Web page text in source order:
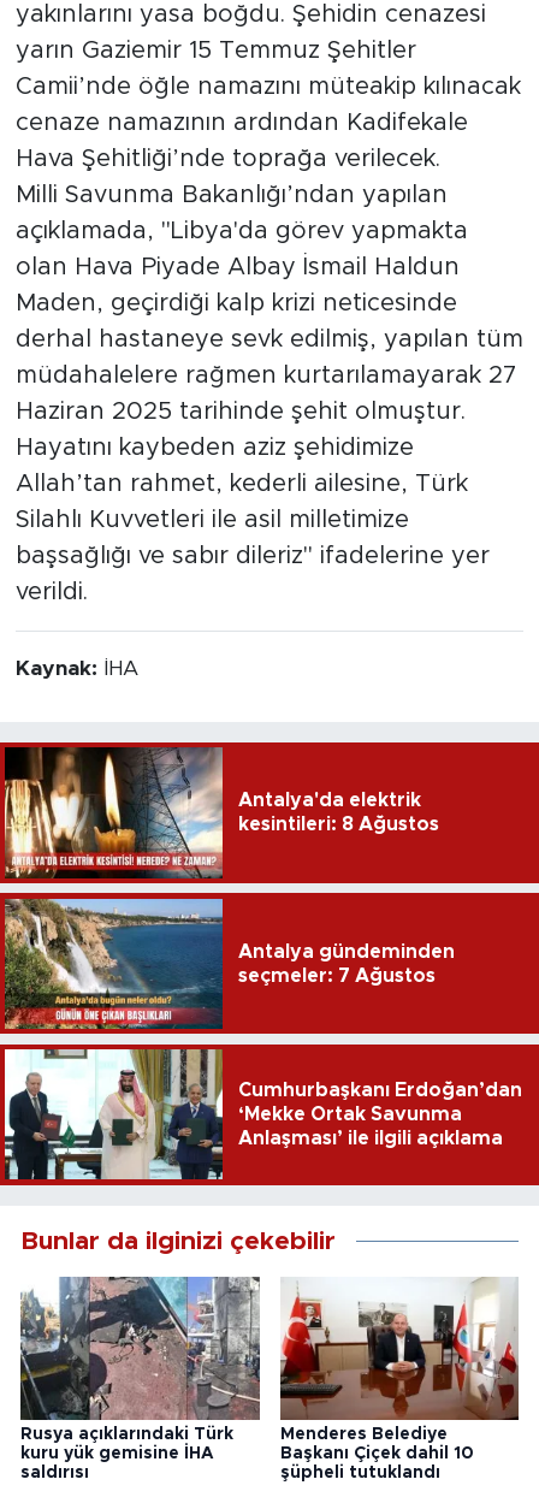
yakınlarını yasa boğdu. Şehidin cenazesi
yarın Gaziemir 15 Temmuz Şehitler
Camii’nde öğle namazını müteakip kılınacak
cenaze namazının ardından Kadifekale
Hava Şehitliği’nde toprağa verilecek.
Milli Savunma Bakanlığı’ndan yapılan
açıklamada, "Libya'da görev yapmakta
olan Hava Piyade Albay İsmail Haldun
Maden, geçirdiği kalp krizi neticesinde
derhal hastaneye sevk edilmiş, yapılan tüm
müdahalelere rağmen kurtarılamayarak 27
Haziran 2025 tarihinde şehit olmuştur.
Hayatını kaybeden aziz şehidimize
Allah’tan rahmet, kederli ailesine, Türk
Silahlı Kuvvetleri ile asil milletimize
başsağlığı ve sabır dileriz" ifadelerine yer
verildi.
Kaynak: İHA
Antalya'da elektrik
kesintileri: 8 Ağustos
Antalya gündeminden
seçmeler: 7 Ağustos
Cumhurbaşkanı Erdoğan’dan
‘Mekke Ortak Savunma
Anlaşması’ ile ilgili açıklama
Bunlar da ilginizi çekebilir
Rusya açıklarındaki Türk
kuru yük gemisine İHA
saldırısı
Menderes Belediye
Başkanı Çiçek dahil 10
şüpheli tutuklandı